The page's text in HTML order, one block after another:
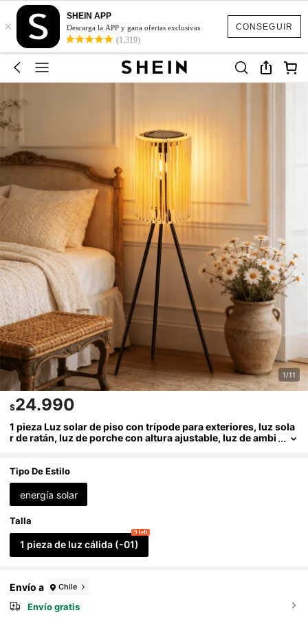
CONSEGUIR
×
SHEIN APP
Descarga la APP y gana ofertas exclusivas
(1,319)
1/11
$24.990
1 pieza Luz solar de piso con trípode para exteriores, luz sola
r de ratán, luz de porche con altura ajustable, luz de ambi
za, jardín y decoración de porche
Tipo De Estilo
energía solar
Talla
1 pieza de luz cálida (-01)
9 left
Envío a Chile
Envío gratis